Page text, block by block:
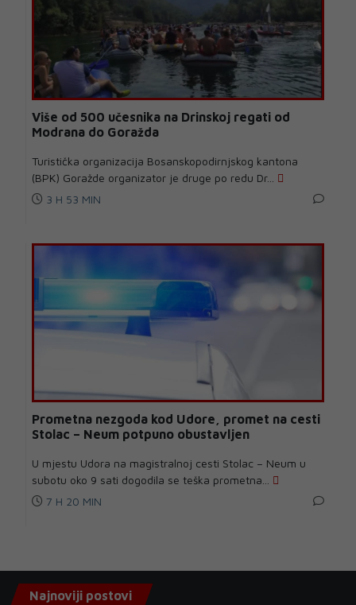
Više od 500 učesnika na Drinskoj regati od
Modrana do Goražda
Turistička organizacija Bosanskopodirnjskog kantona
(BPK) Goražde organizator je druge po redu Dr...
3 H 53 MIN
Prometna nezgoda kod Udore, promet na cesti
Stolac – Neum potpuno obustavljen
U mjestu Udora na magistralnoj cesti Stolac – Neum u
subotu oko 9 sati dogodila se teška prometna...
7 H 20 MIN
Najnoviji postovi